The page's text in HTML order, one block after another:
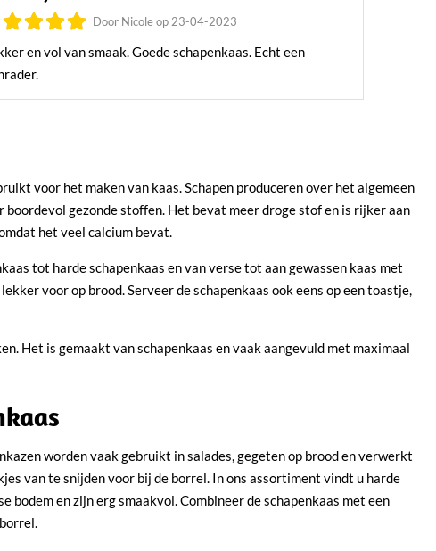
Door Nicole op 23-04-2023
en vol van smaak. Goede schapenkaas. Echt een
voor het maken van kaas. Schapen produceren over het algemeen
gezonde stoffen. Het bevat meer droge stof en is rijker aan
het veel calcium bevat.
tot harde schapenkaas en van verse tot aan gewassen kaas met
voor op brood. Serveer de schapenkaas ook eens op een toastje,
Het is gemaakt van schapenkaas en vaak aangevuld met maximaal
worden vaak gebruikt in salades, gegeten op brood en verwerkt
van te snijden voor bij de borrel. In ons assortiment vindt u harde
bodem en zijn erg smaakvol. Combineer de schapenkaas met een